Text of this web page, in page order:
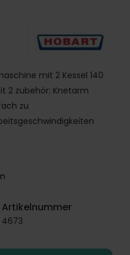
mit 2 Kessel 140
2 zubehör: Knetarm
zu
Artikelnummer
4673